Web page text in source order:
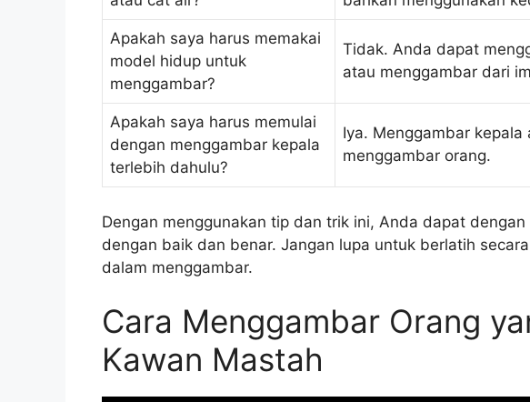
Apakah saya harus memakai
model hidup untuk
menggambar?
Tidak. Anda dapat
atau menggambar dari
Apakah saya harus memulai
dengan menggambar kepala
terlebih dahulu?
Iya. Menggambar
menggambar orang.
Dengan menggunakan tip dan trik ini, Anda dapat
dengan baik dan benar. Jangan lupa untuk berlatih
dalam menggambar.
Cara Menggambar Orang
Kawan Mastah